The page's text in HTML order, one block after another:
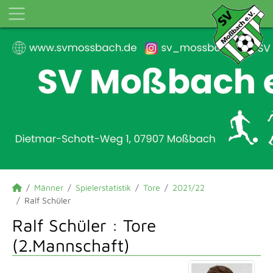
Männer Spielerstatistik Tore
2021/22
Ralf Schüler
Ralf Schüler : Tore
(2.Mannschaft)